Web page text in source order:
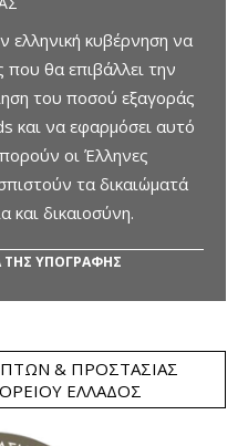
ελληνική κυβέρνηση να
που θα επιβάλλει την
του ποσού εξαγοράς
και να εφαρμόσει αυτό
οι Έλληνες
τα δικαιώματά
και δικαιοσύνη.
ΤΗΣ ΥΠΟΓΡΑΦΗΣ
& ΠΡΟΣΤΑΣΊΑΣ
ΕΛΛΆΔΟΣ